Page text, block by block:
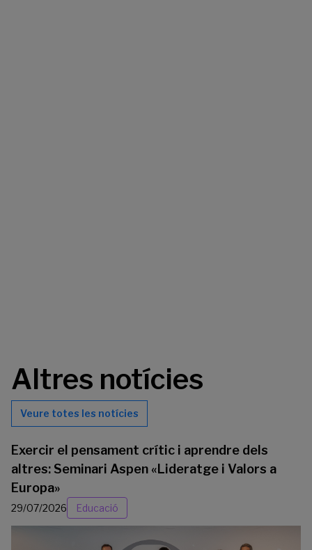
Altres notícies
Veure totes les notícies
Exercir el pensament crític i aprendre dels
altres: Seminari Aspen «Lideratge i Valors a
Europa»
29/07/2026 Educació